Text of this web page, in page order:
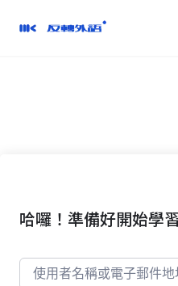
哈囉！準備好開始學